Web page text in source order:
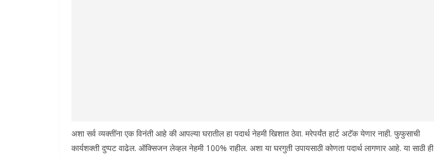
अशा सर्व व्यक्तींना एक विनंती आहे की आपल्या घरातील हा पदार्थ नेहमी खिशात ठेवा. मरेपर्यंत हार्ट अटॅक येणार नाही. फुफुसाची
कार्यशक्ती दुप्पट वाढेल. ऑक्सिजन लेव्हल नेहमी 100% राहील. अशा या घरगुती उपायसाठी कोणता पदार्थ लागणार आहे. या साठी ही